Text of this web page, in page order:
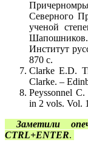
Северного
ученой
Институт
870 с.
Clarke E.D.
Clarke. –
Peyssonnel
in 2 vols. Vol.
Заметили
CTRL+ENTER.